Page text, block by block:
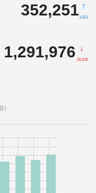
352,251 ↑
1,621
1,291,976 ↓
-26,536
)